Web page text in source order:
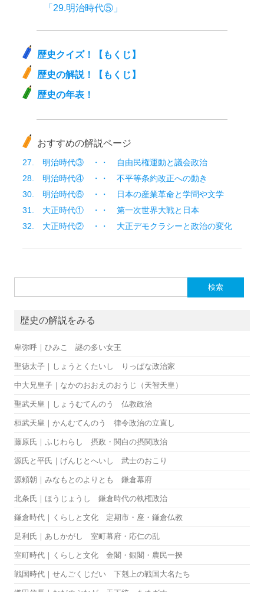
「29.明治時代⑤」
歴史クイズ！【もくじ】
歴史の解説！【もくじ】
歴史の年表！
おすすめの解説ページ
27. 明治時代③ ・・ 自由民権運動と議会政治
28. 明治時代④ ・・ 不平等条約改正への動き
30. 明治時代⑥ ・・ 日本の産業革命と学問や文学
31. 大正時代① ・・ 第一次世界大戦と日本
32. 大正時代② ・・ 大正デモクラシーと政治の変化
歴史の解説をみる
卑弥呼｜ひみこ 謎の多い女王
聖徳太子｜しょうとくたいし りっぱな政治家
中大兄皇子｜なかのおおえのおうじ（天智天皇）
聖武天皇｜しょうむてんのう 仏教政治
桓武天皇｜かんむてんのう 律令政治の立直し
藤原氏｜ふじわらし 摂政・関白の摂関政治
源氏と平氏｜げんじとへいし 武士のおこり
源頼朝｜みなもとのよりとも 鎌倉幕府
北条氏｜ほうじょうし 鎌倉時代の執権政治
鎌倉時代｜くらしと文化 定期市・座・鎌倉仏教
足利氏｜あしかがし 室町幕府・応仁の乱
室町時代｜くらしと文化 金閣・銀閣・農民一揆
戦国時代｜せんごくじだい 下剋上の戦国大名たち